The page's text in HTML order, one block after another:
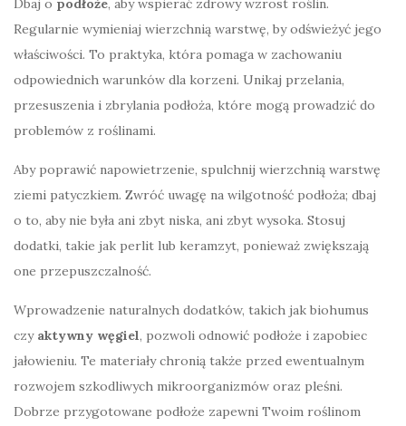
Dbaj o podłoże, aby wspierać zdrowy wzrost roślin.
Regularnie wymieniaj wierzchnią warstwę, by odświeżyć jego
właściwości. To praktyka, która pomaga w zachowaniu
odpowiednich warunków dla korzeni. Unikaj przelania,
przesuszenia i zbrylania podłoża, które mogą prowadzić do
problemów z roślinami.
Aby poprawić napowietrzenie, spulchnij wierzchnią warstwę
ziemi patyczkiem. Zwróć uwagę na wilgotność podłoża; dbaj
o to, aby nie była ani zbyt niska, ani zbyt wysoka. Stosuj
dodatki, takie jak perlit lub keramzyt, ponieważ zwiększają
one przepuszczalność.
Wprowadzenie naturalnych dodatków, takich jak biohumus
czy aktywny węgiel, pozwoli odnowić podłoże i zapobiec
jałowieniu. Te materiały chronią także przed ewentualnym
rozwojem szkodliwych mikroorganizmów oraz pleśni.
Dobrze przygotowane podłoże zapewni Twoim roślinom